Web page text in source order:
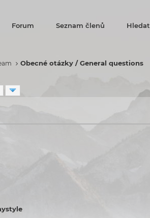
Forum Seznam členů Hledat
Obecné otázky / General questions